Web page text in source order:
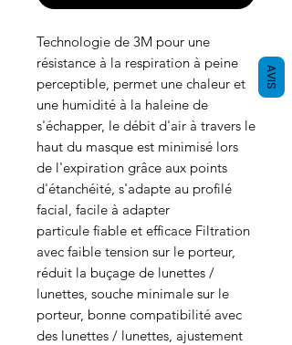
Technologie de 3M pour une
résistance à la respiration à peine
perceptible, permet une chaleur et
une humidité à la haleine de
s'échapper, le débit d'air à travers le
haut du masque est minimisé lors
de l'expiration grâce aux points
d'étanchéité, s'adapte au profilé
facial, facile à adapter
particule fiable et efficace Filtration
avec faible tension sur le porteur,
réduit la buçage de lunettes /
lunettes, souche minimale sur le
porteur, bonne compatibilité avec
des lunettes / lunettes, ajustement
AVIS